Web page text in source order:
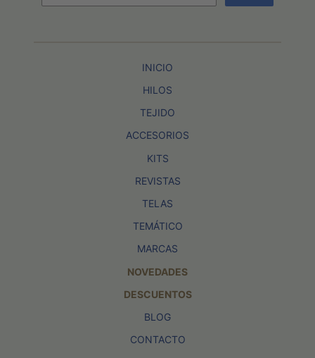
INICIO
HILOS
TEJIDO
ACCESORIOS
KITS
REVISTAS
TELAS
TEMÁTICO
MARCAS
NOVEDADES
DESCUENTOS
BLOG
CONTACTO